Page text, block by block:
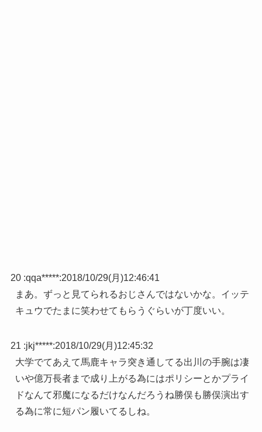
20 :qqa*****:2018/10/29(月)12:46:41
まあ。ずっと見てられるおじさんではないかな。イッテ
キュウでたまに笑わせてもらうぐらいが丁度いい。
21 :jkj*****:2018/10/29(月)12:45:32
大学でてあえて馬鹿キャラ突き通してる出川の手腕は凄
いや億万長者まで成り上がる為にはポリシーとかプライ
ドなんて邪魔になるだけなんだろうね勝俣も勝俣演出す
る為に常に短パン履いてるしね。